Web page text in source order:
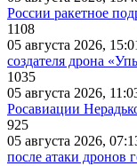
России ракетное
1108
05 августа 2026,
создателя дрона
1035
05 августа 2026,
Росавиации
925
05 августа 2026,
после атаки дронов